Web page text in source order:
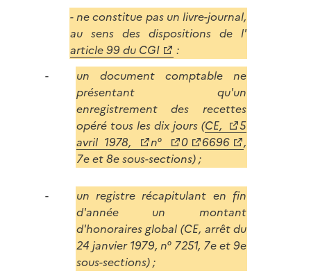
- ne constitue pas un livre-journal,
au sens des dispositions de l'
article 99 du CGI
:
un document comptable ne
présentant qu'un
enregistrement des recettes
opéré tous les dix jours (CE,
5
avril 1978,
n° 0 6696
,
7e et 8e sous-sections) ;
un registre récapitulant en fin
d'année un montant
d'honoraires global (CE, arrêt du
24 janvier 1979, n° 7251, 7e et 9e
sous-sections) ;